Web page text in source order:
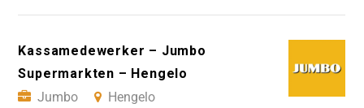
Kassamedewerker – Jumbo
Supermarkten – Hengelo
Jumbo
Hengelo